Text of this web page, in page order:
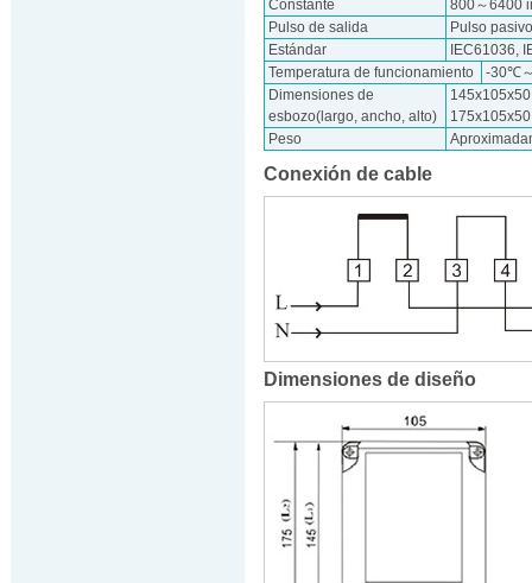
Constante
800～6400
Pulso de salida
Pulso
Estándar
IEC61036,
Temperatura de funcionamiento
-30℃
Dimensiones de
esbozo(largo, ancho, alto)
Peso
Conexión de cable
Dimensiones de diseño